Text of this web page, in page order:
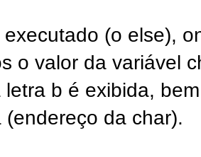
(o else),
o valor da variável
letra b é exibida,
(endereço da char).